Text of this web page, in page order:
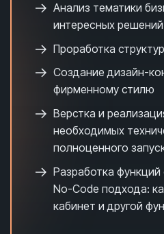
Анализ тематики
интересных решений
Проработка
Создание дизайн-
фирменному стилю
Верстка и
необходимых
полноценного
Разработка
No-Code подхода:
кабинет и другой